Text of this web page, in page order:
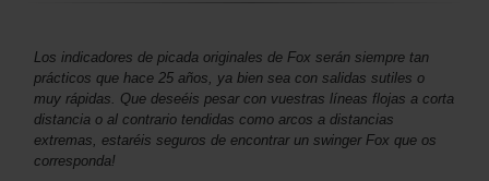
Los indicadores de picada originales de Fox serán siempre tan
prácticos que hace 25 años, ya bien sea con salidas sutiles o
muy rápidas. Que deseéis pesar con vuestras líneas flojas a corta
distancia o al contrario tendidas como arcos a distancias
extremas, estaréis seguros de encontrar un swinger Fox que os
corresponda!